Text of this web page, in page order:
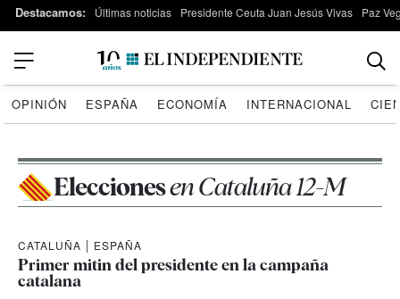
Destacamos: Últimas noticias Presidente Ceuta Juan Jesús Vivas Paz
OPINIÓN ESPAÑA ECONOMÍA INTERNACIONAL
Eleccionesen Cataluña 12-M
CATALUÑA | ESPAÑA
Primer mitin del presidente en la campaña
catalana